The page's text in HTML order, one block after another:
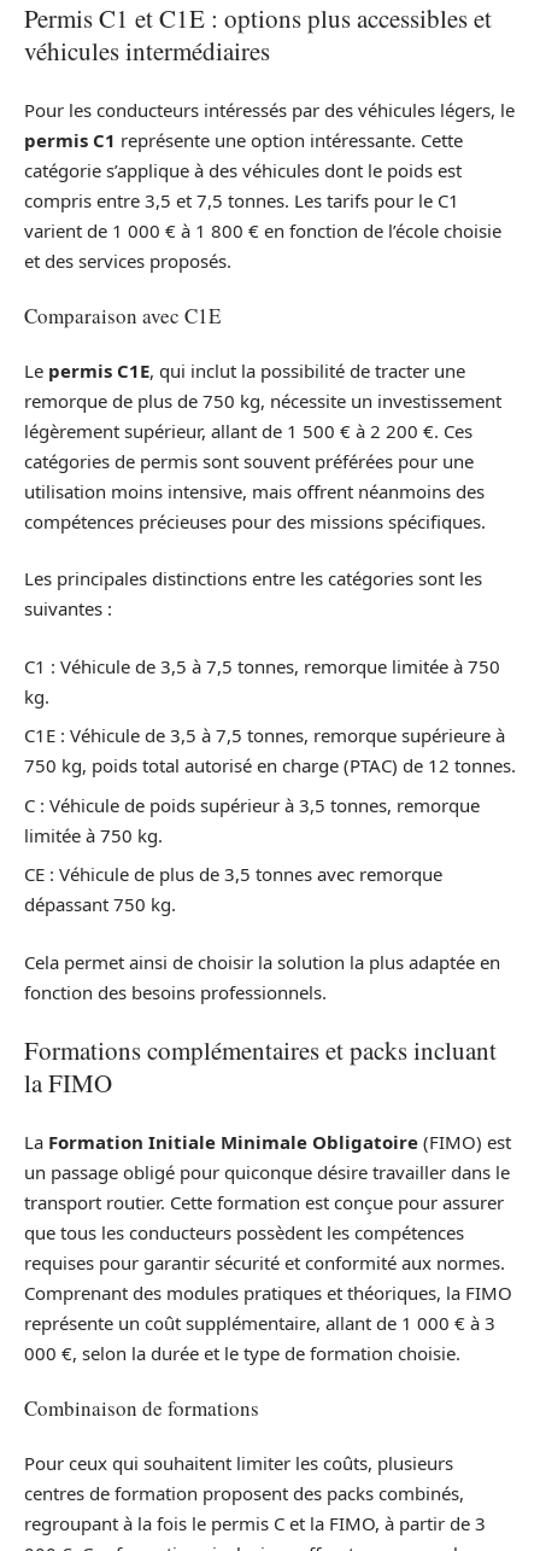
Permis C1 et C1E : options plus accessibles et
véhicules intermédiaires
Pour les conducteurs intéressés par des véhicules légers, le
permis C1 représente une option intéressante. Cette
catégorie s’applique à des véhicules dont le poids est
compris entre 3,5 et 7,5 tonnes. Les tarifs pour le C1
varient de 1 000 € à 1 800 € en fonction de l’école choisie
et des services proposés.
Comparaison avec C1E
Le permis C1E, qui inclut la possibilité de tracter une
remorque de plus de 750 kg, nécessite un investissement
légèrement supérieur, allant de 1 500 € à 2 200 €. Ces
catégories de permis sont souvent préférées pour une
utilisation moins intensive, mais offrent néanmoins des
compétences précieuses pour des missions spécifiques.
Les principales distinctions entre les catégories sont les
suivantes :
C1 : Véhicule de 3,5 à 7,5 tonnes, remorque limitée à 750
kg.
C1E : Véhicule de 3,5 à 7,5 tonnes, remorque supérieure à
750 kg, poids total autorisé en charge (PTAC) de 12 tonnes.
C : Véhicule de poids supérieur à 3,5 tonnes, remorque
limitée à 750 kg.
CE : Véhicule de plus de 3,5 tonnes avec remorque
dépassant 750 kg.
Cela permet ainsi de choisir la solution la plus adaptée en
fonction des besoins professionnels.
Formations complémentaires et packs incluant
la FIMO
La Formation Initiale Minimale Obligatoire (FIMO) est
un passage obligé pour quiconque désire travailler dans le
transport routier. Cette formation est conçue pour assurer
que tous les conducteurs possèdent les compétences
requises pour garantir sécurité et conformité aux normes.
Comprenant des modules pratiques et théoriques, la FIMO
représente un coût supplémentaire, allant de 1 000 € à 3
000 €, selon la durée et le type de formation choisie.
Combinaison de formations
Pour ceux qui souhaitent limiter les coûts, plusieurs
centres de formation proposent des packs combinés,
regroupant à la fois le permis C et la FIMO, à partir de 3